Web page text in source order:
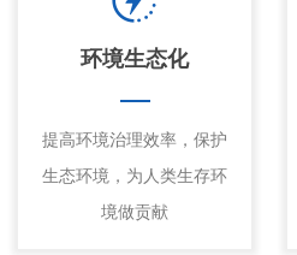
环境生态化
提高环境治理效率，保护
生态环境，为人类生存环
境做贡献